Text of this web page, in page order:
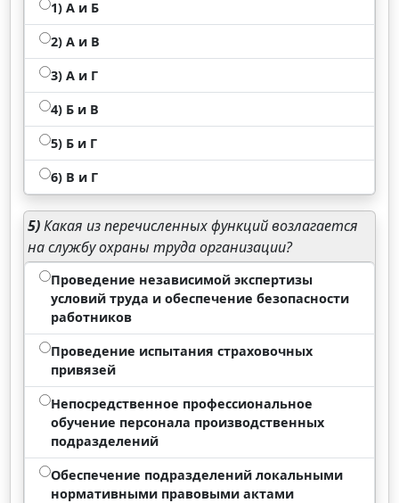
1) A и Б
2) А и В
3) А и Г
4) Б и В
5) Б и Г
6) В и Г
5)Какая из перечисленных функций возлагается
на службу охраны труда организации?
Проведение независимой экспертизы
условий труда и обеспечение безопасности
работников
Проведение испытания страховочных
привязей
Непосредственное профессиональное
обучение персонала производственных
подразделений
Обеспечение подразделений локальными
нормативными правовыми актами